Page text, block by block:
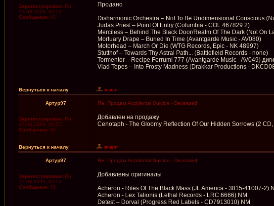
Зарегистрирован: Пн
17.08.2009, 05:53
Сообщения: 48
Продано
Disharmonic Orchestra – Not To Be Undimensional Conscious
Judas Priest – Point Of Entry (Columbia - COL 467829 2)
Merciless – Behind The Black Door/Realm Of The Dark (Not On
Mortuary Drape – Buried In Time (Avantgarde Music - AV080)
Motorhead – March Or Die (WTG Records, Epic - NK 48997)
Stutthof – Towards Thy Astral Path... (Battlefield Records - none)
Tormentor – Recipe Ferrum! 777 (Avantgarde Music - AV049)
Vlad Tepes – Into Frosty Madness (Drakkar Productions -
Вернуться к началу
Артур97 Re: Продам Accidental Suicide - Deceased
Зарегистрирован: Пн
17.08.2009, 05:53
Сообщения: 48
Добавлен на продажу
Cenotaph - The Gloomy Reflection Of Our Hidden Sorrows (2
Вернуться к началу
Артур97 Re: Продам Accidental Suicide - Deceased
Зарегистрирован: Пн
17.08.2009, 05:53
Сообщения: 48
Добавлены оригиналы
Acheron - Rites Of The Black Mass (JL America - 3815-41007-2)
Acheron - Lex Talionis (Lethal Records - LRC 6666) NM
Detest – Dorval (Progress Red Labels - CD7913010) NM